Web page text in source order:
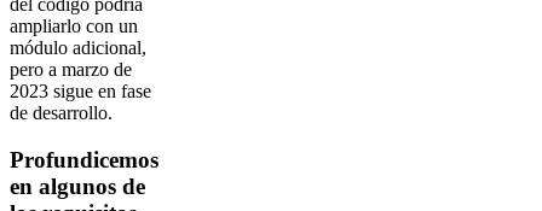
del código podría
ampliarlo con un
módulo adicional,
pero a marzo de
2023 sigue en fase
de desarrollo.
Profundicemos
en algunos de